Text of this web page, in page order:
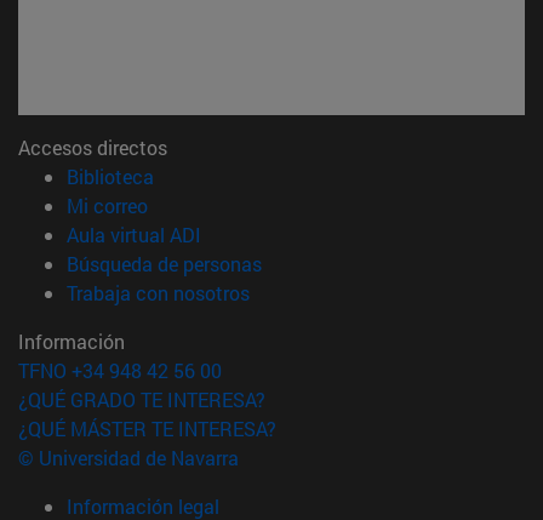
Accesos directos
Biblioteca
Mi correo(abre en nueva ventana)
Aula virtual ADI
Búsqueda de personas(abre en nueva ventana)
Trabaja con nosotros(abre en nueva ventana)
Información
TFNO +34 948 42 56 00
¿QUÉ GRADO TE INTERESA?
¿QUÉ MÁSTER TE INTERESA?
© Universidad de Navarra
Información legal